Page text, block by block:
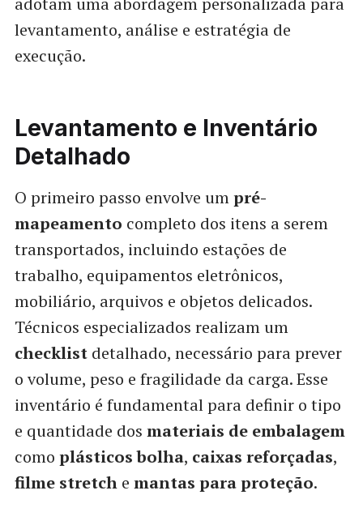
levantamento, análise e estratégia de
execução.
Levantamento e Inventário
Detalhado
O primeiro passo envolve umpré-
mapeamento completo dos itens a serem
transportados, incluindo estações de
trabalho, equipamentos eletrônicos,
mobiliário, arquivos e objetos delicados.
Técnicos especializados realizam um
checklistdetalhado, necessário para prever
o volume, peso e fragilidade da carga. Esse
inventário é fundamental para definir o tipo
e quantidade dos materiais de embalagem
como plásticos bolha, caixas reforçadas,
filme stretche mantas para proteção.